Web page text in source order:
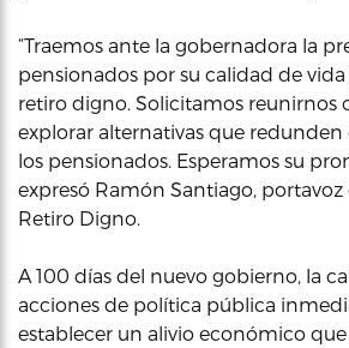
“Traemos ante la gobernadora la
pensionados por su calidad de
retiro digno. Solicitamos reunirnos
explorar alternativas que redunden
los pensionados. Esperamos su
expresó Ramón Santiago,
Retiro Digno.
A 100 días del nuevo gobierno, la
acciones de política pública
establecer un alivio económico